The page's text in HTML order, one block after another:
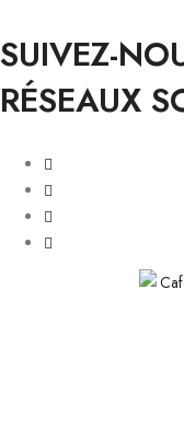
SUIVEZ-
RÉSEAUX